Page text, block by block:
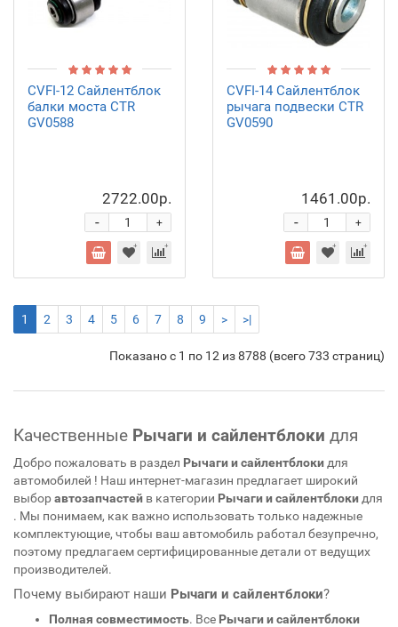
CVFI-12 Сайлентблок
балки моста CTR
GV0588
2722.00р.
+
-
CVFI-14 Сайлентблок
рычага подвески CTR
GV0590
1461.00р.
+
-
1 2 3 4 5 6 7 8 9 > >|
Показано с 1 по 12 из 8788 (всего 733 страниц)
Качественные Рычаги и сайлентблоки для
Добро пожаловать в раздел Рычаги и сайлентблоки для
автомобилей ! Наш интернет-магазин предлагает широкий
выборавтозапчастей в категории Рычаги и сайлентблоки для
. Мы понимаем, как важно использовать только надежные
комплектующие, чтобы ваш автомобиль работал безупречно,
поэтому предлагаем сертифицированные детали от ведущих
производителей.
Почему выбирают наши Рычаги и сайлентблоки?
Полная совместимость. Все Рычаги и сайлентблоки